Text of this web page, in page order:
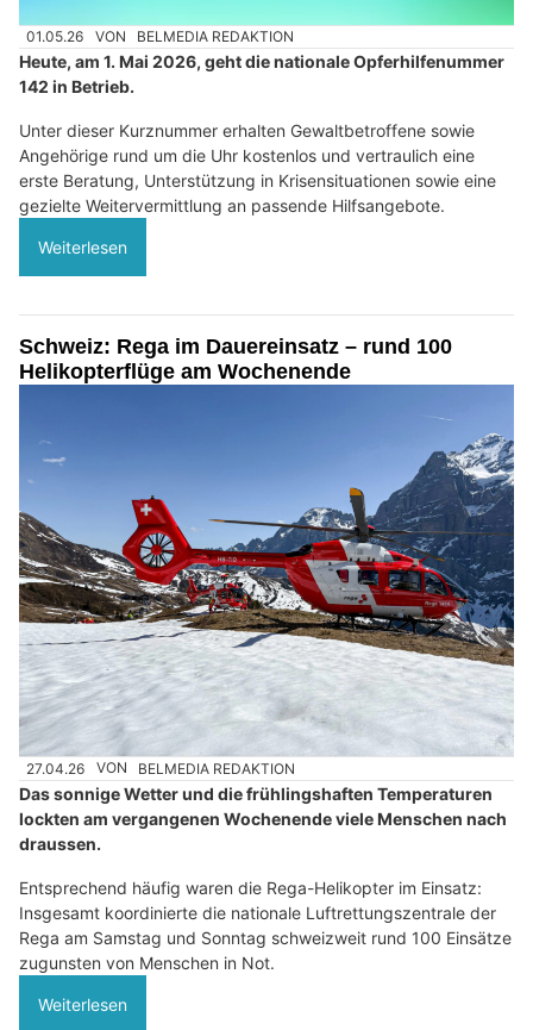
01.05.26 VON BELMEDIA REDAKTION
Heute, am 1. Mai 2026, geht die nationale Opferhilfenummer
142 in Betrieb.
Unter dieser Kurznummer erhalten Gewaltbetroffene sowie
Angehörige rund um die Uhr kostenlos und vertraulich eine
erste Beratung, Unterstützung in Krisensituationen sowie eine
gezielte Weitervermittlung an passende Hilfsangebote.
Weiterlesen
Schweiz: Rega im Dauereinsatz – rund 100
Helikopterflüge am Wochenende
27.04.26 VON BELMEDIA REDAKTION
Das sonnige Wetter und die frühlingshaften Temperaturen
lockten am vergangenen Wochenende viele Menschen nach
draussen.
Entsprechend häufig waren die Rega-Helikopter im Einsatz:
Insgesamt koordinierte die nationale Luftrettungszentrale der
Rega am Samstag und Sonntag schweizweit rund 100 Einsätze
zugunsten von Menschen in Not.
Weiterlesen